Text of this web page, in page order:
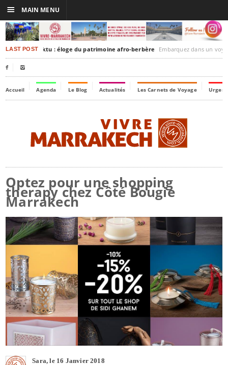
LAST POSTTimbuktu : éloge du patrimoine afro-berbère Embarquez dans un voyage culturel dans le
 
Accueil Agenda Le Blog Actualités Les Carnets de Voyage
Optez pour une shopping
therapy chez Côté Bougie
Marrakech
Sara, le 16 Janvier 2018
☰ MAIN MENU